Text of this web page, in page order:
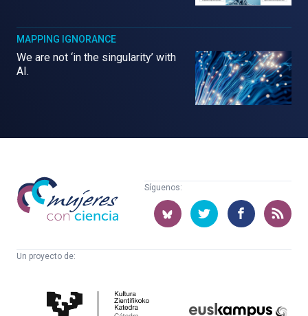
MAPPING IGNORANCE
We are not ‘in the singularity’ with
AI.
Mujeres
con
ciencia
Síguenos:
Un proyecto de:
Cultura